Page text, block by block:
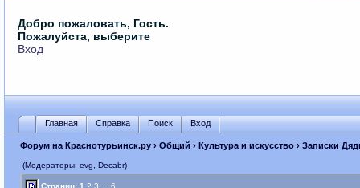
Добро пожаловать, Гость.
Пожалуйста, выберите
Вход
Главная Справка Поиск Вход
Форум на Краснотурьинск.ру› Общий › Культура и искусство› Записки
(Модераторы: evg, Decabr)
Страниц: 1 2 3 6